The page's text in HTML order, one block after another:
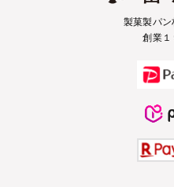
製菓製パ
創業１